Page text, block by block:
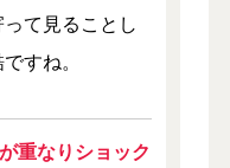
て見ることし
すね。
重なりショック